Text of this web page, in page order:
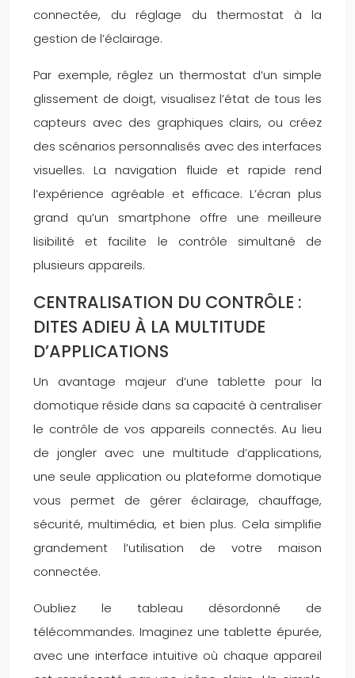
connectée, du réglage du thermostat à la
gestion de l’éclairage.
Par exemple, réglez un thermostat d’un simple
glissement de doigt, visualisez l’état de tous les
capteurs avec des graphiques clairs, ou créez
des scénarios personnalisés avec des interfaces
visuelles. La navigation fluide et rapide rend
l’expérience agréable et efficace. L’écran plus
grand qu’un smartphone offre une meilleure
lisibilité et facilite le contrôle simultané de
plusieurs appareils.
CENTRALISATION DU CONTRÔLE :
DITES ADIEU À LA MULTITUDE
D’APPLICATIONS
Un avantage majeur d’une tablette pour la
domotique réside dans sa capacité à centraliser
le contrôle de vos appareils connectés. Au lieu
de jongler avec une multitude d’applications,
une seule application ou plateforme domotique
vous permet de gérer éclairage, chauffage,
sécurité, multimédia, et bien plus. Cela simplifie
grandement l’utilisation de votre maison
connectée.
Oubliez le tableau désordonné de
télécommandes. Imaginez une tablette épurée,
avec une interface intuitive où chaque appareil